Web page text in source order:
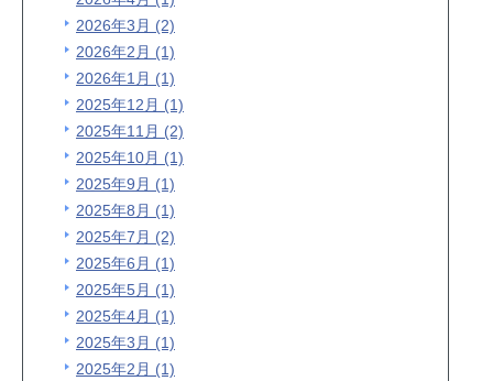
2026年3月 (2)
2026年2月 (1)
2026年1月 (1)
2025年12月 (1)
2025年11月 (2)
2025年10月 (1)
2025年9月 (1)
2025年8月 (1)
2025年7月 (2)
2025年6月 (1)
2025年5月 (1)
2025年4月 (1)
2025年3月 (1)
2025年2月 (1)